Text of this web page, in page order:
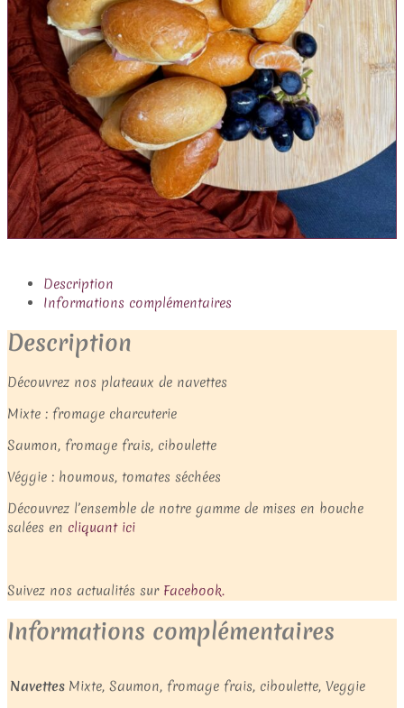
Description
Informations complémentaires
Description
Découvrez nos plateaux de navettes
Mixte : fromage charcuterie
Saumon, fromage frais, ciboulette
Véggie : houmous, tomates séchées
Découvrez l’ensemble de notre gamme de mises en bouche
salées en cliquant ici
Suivez nos actualités surFacebook.
Informations complémentaires
Navettes Mixte, Saumon, fromage frais, ciboulette, Veggie